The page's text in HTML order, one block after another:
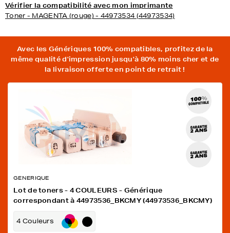
Avec les Génériques 100% compatibles, profitez de la
même qualité d'impression jusqu'à 80% moins cher et de
la livraison offerte en point de retrait !
GENERIQUE
Lot de toners - 4 COULEURS - Générique
correspondant à 44973536_BKCMY (44973536_BKCMY)
4 Couleurs
Vérifier la compatibilité avec mon imprimante
Toner - MAGENTA (rouge) - 44973534 (44973534)